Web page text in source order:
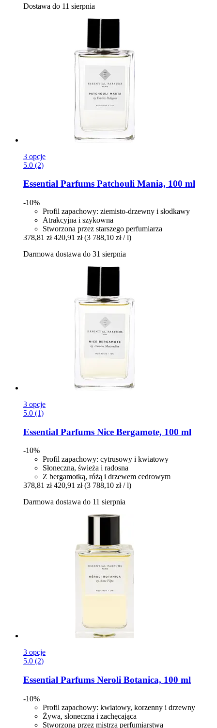
Dostawa do 11 sierpnia
3 opcje
5.0 (2)
Essential Parfums Patchouli Mania, 100 ml
-10%
Profil zapachowy: ziemisto-drzewny i słodkawy
Atrakcyjna i szykowna
Stworzona przez starszego perfumiarza
378,81 zł 420,91 zł (3 788,10 zł / l)
Darmowa dostawa do 31 sierpnia
3 opcje
5.0 (1)
Essential Parfums Nice Bergamote, 100 ml
-10%
Profil zapachowy: cytrusowy i kwiatowy
Słoneczna, świeża i radosna
Z bergamotką, różą i drzewem cedrowym
378,81 zł 420,91 zł (3 788,10 zł / l)
Darmowa dostawa do 11 sierpnia
3 opcje
5.0 (2)
Essential Parfums Neroli Botanica, 100 ml
-10%
Profil zapachowy: kwiatowy, korzenny i drzewny
Żywa, słoneczna i zachęcająca
Stworzona przez mistrza perfumiarstwa